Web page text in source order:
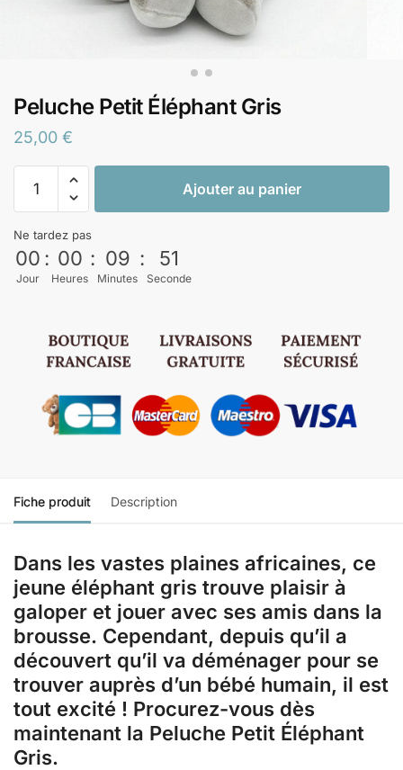
Peluche Petit Éléphant Gris
25,00 €
Ajouter au panier
Ne tardez pas
00
Jour
: 00
Heures
: 09
Minutes
: 51
Seconde
Fiche produit Description
Dans les vastes plaines africaines, ce
jeune éléphant gris trouve plaisir à
galoper et jouer avec ses amis dans la
brousse. Cependant, depuis qu’il a
découvert qu’il va déménager pour se
trouver auprès d’un bébé humain, il est
tout excité ! Procurez-vous dès
maintenant la Peluche Petit Éléphant
Gris.